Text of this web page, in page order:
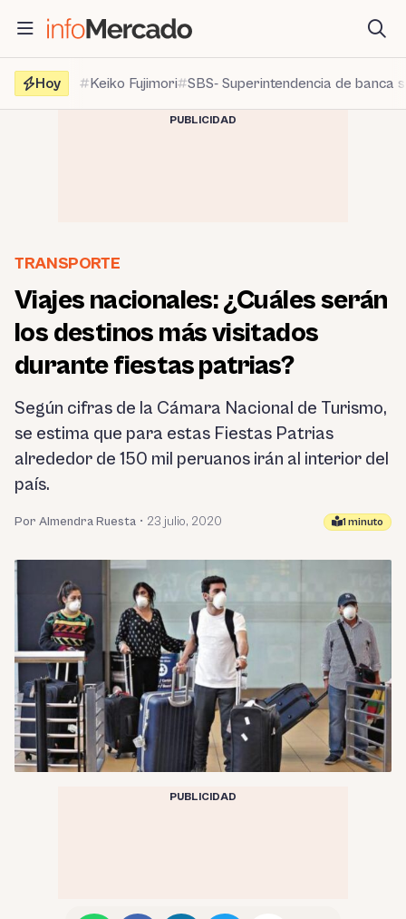
contenido
Hoy
Keiko Fujimori SBS- Superintendencia de banca
PUBLICIDAD
TRANSPORTE
Viajes nacionales: ¿Cuáles serán
los destinos más visitados
durante fiestas patrias?
Según cifras de la Cámara Nacional de Turismo,
se estima que para estas Fiestas Patrias
alrededor de 150 mil peruanos irán al interior del
país.
Por Almendra Ruesta • 23 julio, 2020 1 minuto
PUBLICIDAD